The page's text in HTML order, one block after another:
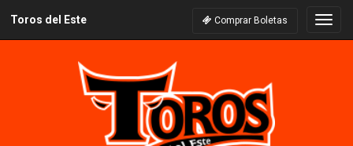
Toros del Este Comprar Boletas